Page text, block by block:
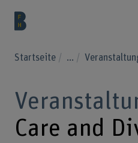
Startseite ...
Care and